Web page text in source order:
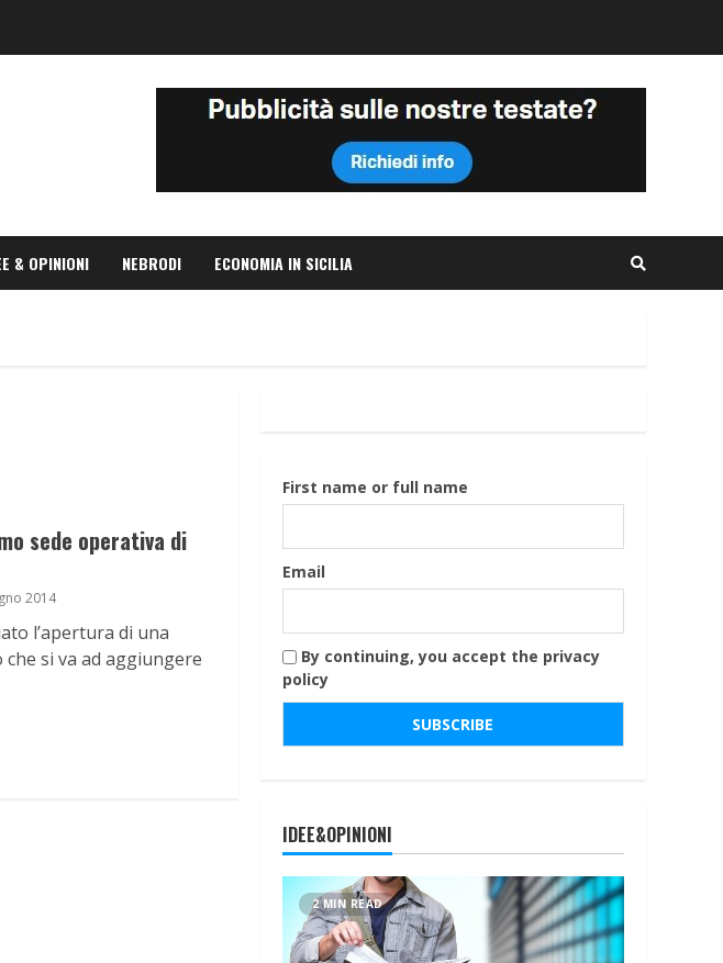
& OPINIONI NEBRODI ECONOMIA IN SICILIA
sede operativa di
2014
l’apertura di una
si va ad aggiungere
First name or full name
Email
By continuing, you accept the privacy
policy
IDEE&OPINIONI
2 MIN READ